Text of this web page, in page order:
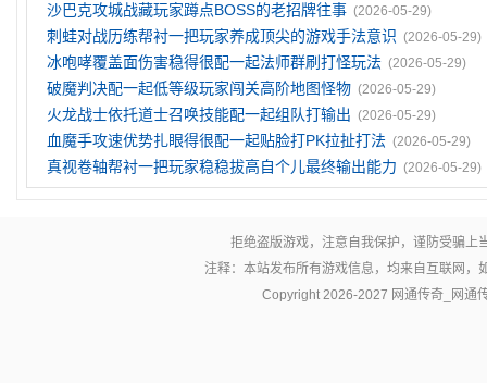
沙巴克攻城战藏玩家蹲点BOSS的老招牌往事 (2026-05-29)
刺蛙对战历练帮衬一把玩家养成顶尖的游戏手法意识 (2026-05-29)
冰咆哮覆盖面伤害稳得很配一起法师群刷打怪玩法 (2026-05-29)
破魔判决配一起低等级玩家闯关高阶地图怪物 (2026-05-29)
火龙战士依托道士召唤技能配一起组队打输出 (2026-05-29)
血魔手攻速优势扎眼得很配一起贴脸打PK拉扯打法 (2026-05-29)
真视卷轴帮衬一把玩家稳稳拔高自个儿最终输出能力 (2026-05-29)
拒绝盗版游戏，注意自我保护，谨防受骗上
注释：本站发布所有游戏信息，均来自互联网
Copyright 2026-2027 网通传奇_网通